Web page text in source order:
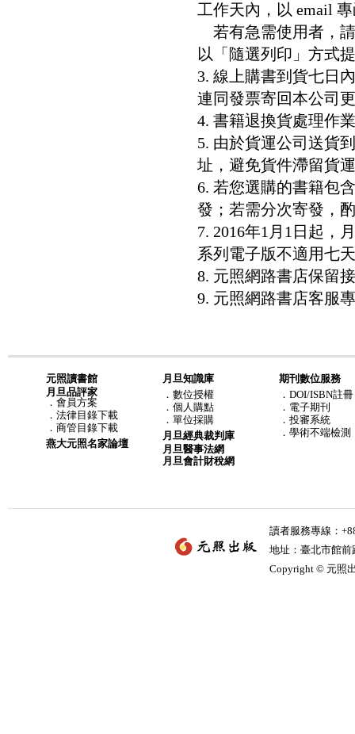
工作天內，以 email
若有急需使用者，請
以「隨選列印」方式
3. 線上購書到貨七日
連同發票寄回本公司
4. 書籍退換貨處理作
5. 由於貨運公司送貨
址，避免貨件滯留貨
6. 若您選購的書籍包
發；若需分次寄發，
7. 2016年1月1日起，
系列電子版不適用七
8. 元照網路書店保留
9. 元照網路書店客服
元照讀書館
月旦品評家
． 會員方案
． 法律目錄下載
． 商管目錄下載
燕大元照名家論壇
月旦知識庫
． 數位授權
． 個人購點
． 單位採購
月旦經典裁判庫
月旦醫事法網
月旦會計財稅網
期刊數位服務
．DOI/ISBN註冊
．電子期刊
．投審系統
．學術不端檢測
讀者服務專線：
地址：臺北市館
Copyright © 元照